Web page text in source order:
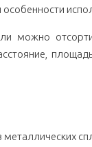
можно